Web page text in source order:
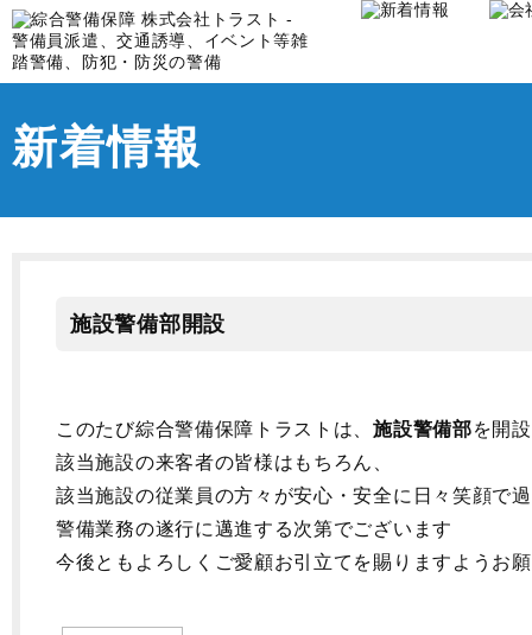
新着情報
施設警備部開設
このたび綜合警備保障トラストは、施設警備部を開
該当施設の来客者の皆様はもちろん、
該当施設の従業員の方々が安心・安全に日々笑顔で
警備業務の遂行に邁進する次第でございます
今後ともよろしくご愛顧お引立てを賜りますようお